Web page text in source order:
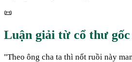
📜
Luận giải từ cổ thư gốc
"Theo ông cha ta thì nốt ruồi này